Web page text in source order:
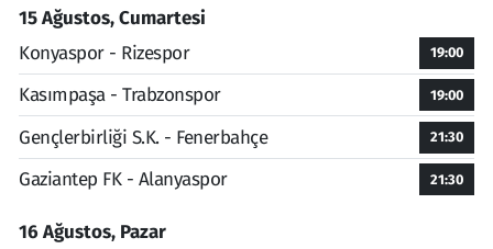
15 Ağustos, Cumartesi
Konyaspor - Rizespor
19:00
Kasımpaşa - Trabzonspor 19:00
Gençlerbirliği S.K. - Fenerbahçe 21:30
Gaziantep FK - Alanyaspor 21:30
16 Ağustos, Pazar